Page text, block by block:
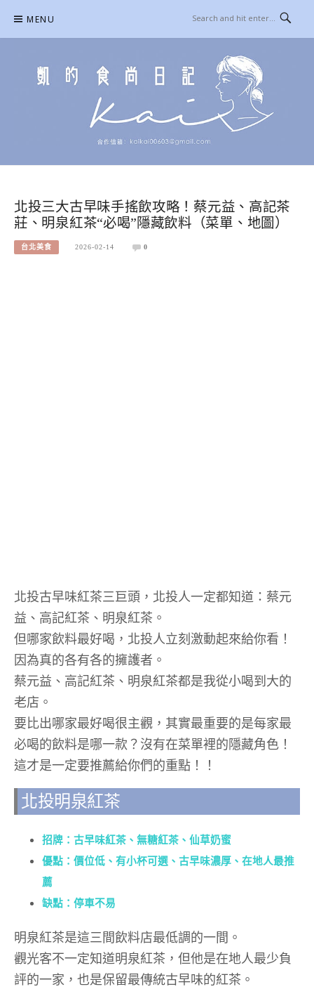
content
MENU
北投三大古早味手搖飲攻略！蔡元益、高記茶
莊、明泉紅茶“必喝”隱藏飲料（菜單、地圖）
台北美食 2026-02-14 0
北投古早味紅茶三巨頭，北投人一定都知道：蔡元
益、高記紅茶、明泉紅茶。
但哪家飲料最好喝，北投人立刻激動起來給你看！
因為真的各有各的擁護者。
蔡元益、高記紅茶、明泉紅茶都是我從小喝到大的
老店。
要比出哪家最好喝很主觀，其實最重要的是每家最
必喝的飲料是哪一款？沒有在菜單裡的隱藏角色！
這才是一定要推薦給你們的重點！！
北投明泉紅茶
招牌：古早味紅茶、無糖紅茶、仙草奶蜜
優點：價位低、有小杯可選、古早味濃厚、在地人最推
薦
缺點：停車不易
明泉紅茶是這三間飲料店最低調的一間。
觀光客不一定知道明泉紅茶，但他是在地人最少負
評的一家，也是保留最傳統古早味的紅茶。